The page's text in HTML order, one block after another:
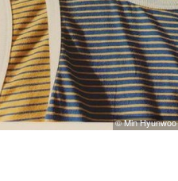
© Min Hyunwoo